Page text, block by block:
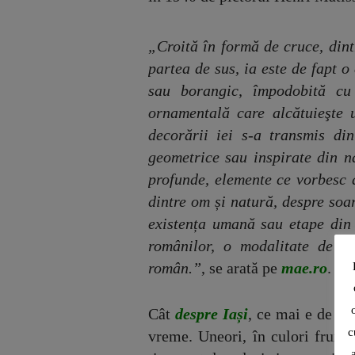
„Croită în formă de cruce,
partea de sus, ia este de fapt
sau borangic, împodobită
ornamentală care alcătuieşte
decorării iei s-a transmis
geometrice sau inspirate din
profunde, elemente ce
dintre om și natură, despre
existența umană sau etape
românilor, o modalitate de
român.”, se arată pe mae.ro.
Cât despre Iași, ce mai e de
vreme. Uneori, în culori